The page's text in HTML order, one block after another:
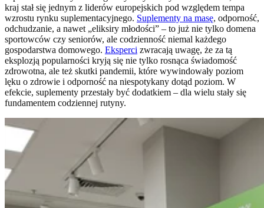
kraj stał się jednym z liderów europejskich pod względem tempa
wzrostu rynku suplementacyjnego. Suplementy na masę, odporność,
odchudzanie, a nawet „eliksiry młodości” – to już nie tylko domena
sportowców czy seniorów, ale codzienność niemal każdego
gospodarstwa domowego. Eksperci zwracają uwagę, że za tą
eksplozją popularności kryją się nie tylko rosnąca świadomość
zdrowotna, ale też skutki pandemii, które wywindowały poziom
lęku o zdrowie i odporność na niespotykany dotąd poziom. W
efekcie, suplementy przestały być dodatkiem – dla wielu stały się
fundamentem codziennej rutyny.